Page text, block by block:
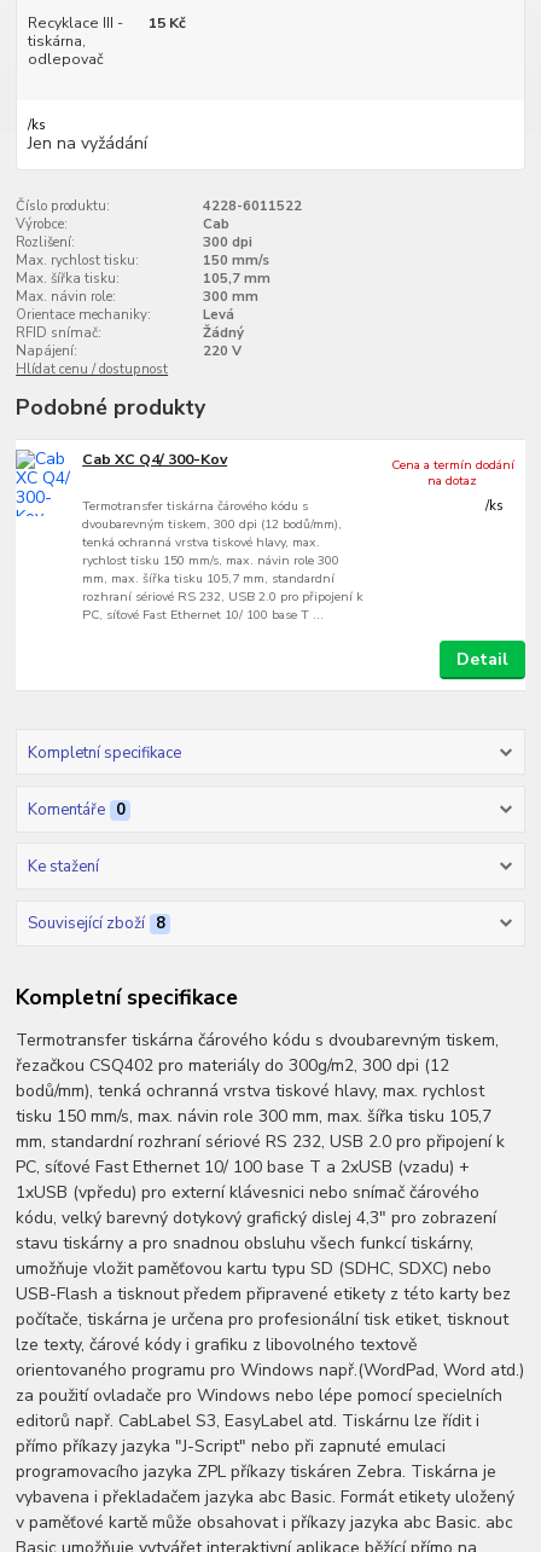
Recyklace III -
tiskárna,
odlepovač
15 Kč
/ks
Jen na vyžádání
Číslo produktu:
4228-6011522
Výrobce:
Cab
Rozlišení:
300 dpi
Max. rychlost tisku:
150 mm/s
Max. šířka tisku:
105,7 mm
Max. návin role:
300 mm
Orientace mechaniky:
Levá
RFID snímač:
Žádný
Napájení:
220 V
Hlídat cenu / dostupnost
Podobné produkty
Cab XC Q4/ 300-Kov
Termotransfer tiskárna čárového kódu s
dvoubarevným tiskem, 300 dpi (12 bodů/mm),
tenká ochranná vrstva tiskové hlavy, max.
rychlost tisku 150 mm/s, max. návin role 300
mm, max. šířka tisku 105,7 mm, standardní
rozhraní sériové RS 232, USB 2.0 pro připojení k
PC, síťové Fast Ethernet 10/ 100 base T ...
/ks
Cena a termín dodání
na dotaz
Detail
Kompletní specifikace
Komentáře 0
Ke stažení
Související zboží 8
Kompletní specifikace
Termotransfer tiskárna čárového kódu s dvoubarevným tiskem,
řezačkou CSQ402 pro materiály do 300g/m2, 300 dpi (12
bodů/mm), tenká ochranná vrstva tiskové hlavy, max. rychlost
tisku 150 mm/s, max. návin role 300 mm, max. šířka tisku 105,7
mm, standardní rozhraní sériové RS 232, USB 2.0 pro připojení k
PC, síťové Fast Ethernet 10/ 100 base T a 2xUSB (vzadu) +
1xUSB (vpředu) pro externí klávesnici nebo snímač čárového
kódu, velký barevný dotykový grafický dislej 4,3" pro zobrazení
stavu tiskárny a pro snadnou obsluhu všech funkcí tiskárny,
umožňuje vložit paměťovou kartu typu SD (SDHC, SDXC) nebo
USB-Flash a tisknout předem připravené etikety z této karty bez
počítače, tiskárna je určena pro profesionální tisk etiket, tisknout
lze texty, čárové kódy i grafiku z libovolného textově
orientovaného programu pro Windows např.(WordPad, Word atd.)
za použití ovladače pro Windows nebo lépe pomocí specielních
editorů např. CabLabel S3, EasyLabel atd. Tiskárnu lze řídit i
přímo příkazy jazyka "J-Script" nebo při zapnuté emulaci
programovacího jazyka ZPL příkazy tiskáren Zebra. Tiskárna je
vybavena i překladačem jazyka abc Basic. Formát etikety uložený
v paměťové kartě může obsahovat i příkazy jazyka abc Basic. abc